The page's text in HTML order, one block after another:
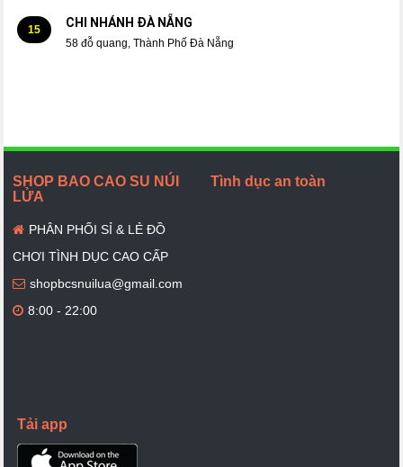
15 CHI NHÁNH ĐÀ NẴNG
58 đỗ quang, Thành Phố Đà Nẵng
SHOP BAO CAO SU NÚI
LỬA
PHÂN PHỐI SỈ & LẺ ĐỒ
CHƠI TÌNH DỤC CAO CẤP
shopbcsnuilua@gmail.com
8:00 - 22:00
Tình dục an toàn
Tải app